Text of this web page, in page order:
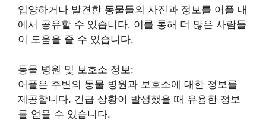
입양하거나 발견한 동물들의 사진과 정보를 어플 내
에서 공유할 수 있습니다. 이를 통해 더 많은 사람들
이 도움을 줄 수 있습니다.
동물 병원 및 보호소 정보:
어플은 주변의 동물 병원과 보호소에 대한 정보를
제공합니다. 긴급 상황이 발생했을 때 유용한 정보
를 얻을 수 있습니다.